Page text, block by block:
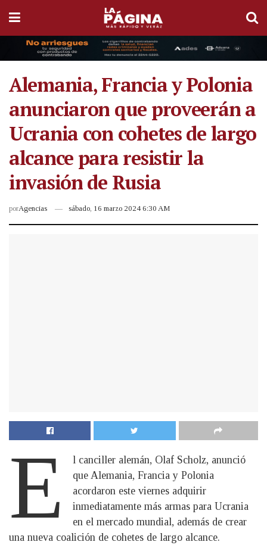
Alemania, Francia y Polonia
anunciaron que proveerán a
Ucrania con cohetes de largo
alcance para resistir la
invasión de Rusia
porAgencias sábado, 16 marzo 2024 6:30 AM
E
l canciller alemán, Olaf Scholz, anunció
que Alemania, Francia y Polonia
acordaron este viernes adquirir
inmediatamente más armas para Ucrania
en el mercado mundial, además de crear
una nueva coalición de cohetes de largo alcance.